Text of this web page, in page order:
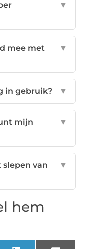
▼
mee met
▼
in gebruik? ▼
mijn
▼
slepen van
▼
hem